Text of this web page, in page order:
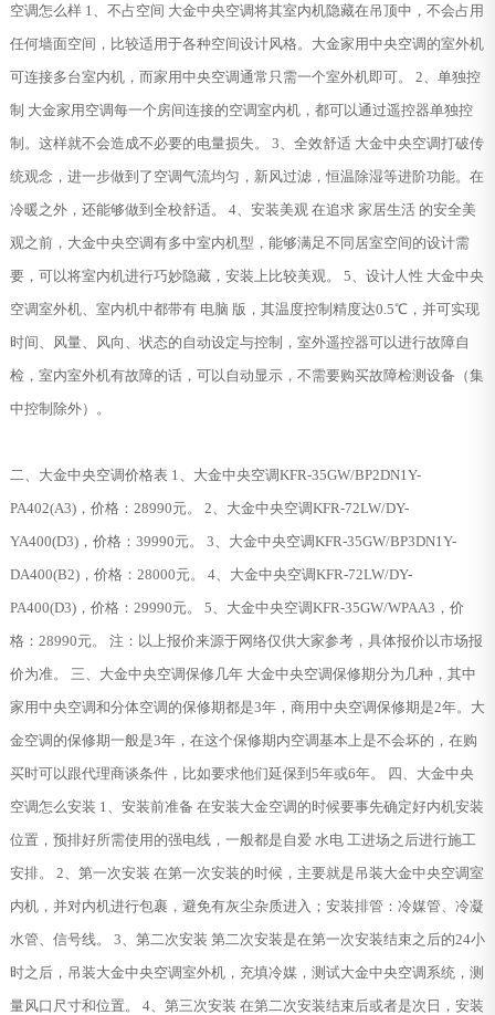
空调怎么样 1、不占空间 大金中央空调将其室内机隐藏在吊顶中，不会占用
任何墙面空间，比较适用于各种空间设计风格。大金家用中央空调的室外机
可连接多台室内机，而家用中央空调通常只需一个室外机即可。 2、单独控
制 大金家用空调每一个房间连接的空调室内机，都可以通过遥控器单独控
制。这样就不会造成不必要的电量损失。 3、全效舒适 大金中央空调打破传
统观念，进一步做到了空调气流均匀，新风过滤，恒温除湿等进阶功能。在
冷暖之外，还能够做到全校舒适。 4、安装美观 在追求 家居生活 的安全美
观之前，大金中央空调有多中室内机型，能够满足不同居室空间的设计需
要，可以将室内机进行巧妙隐藏，安装上比较美观。 5、设计人性 大金中央
空调室外机、室内机中都带有 电脑 版，其温度控制精度达0.5℃，并可实现
时间、风量、风向、状态的自动设定与控制，室外遥控器可以进行故障自
检，室内室外机有故障的话，可以自动显示，不需要购买故障检测设备（集
中控制除外）。
二、大金中央空调价格表 1、大金中央空调KFR-35GW/BP2DN1Y-
PA402(A3)，价格：28990元。 2、大金中央空调KFR-72LW/DY-
YA400(D3)，价格：39990元。 3、大金中央空调KFR-35GW/BP3DN1Y-
DA400(B2)，价格：28000元。 4、大金中央空调KFR-72LW/DY-
PA400(D3)，价格：29990元。 5、大金中央空调KFR-35GW/WPAA3，价
格：28990元。 注：以上报价来源于网络仅供大家参考，具体报价以市场报
价为准。 三、大金中央空调保修几年 大金中央空调保修期分为几种，其中
家用中央空调和分体空调的保修期都是3年，商用中央空调保修期是2年。大
金空调的保修期一般是3年，在这个保修期内空调基本上是不会坏的，在购
买时可以跟代理商谈条件，比如要求他们延保到5年或6年。 四、大金中央
空调怎么安装 1、安装前准备 在安装大金空调的时候要事先确定好内机安装
位置，预排好所需使用的强电线，一般都是自爱 水电 工进场之后进行施工
安排。 2、第一次安装 在第一次安装的时候，主要就是吊装大金中央空调室
内机，并对内机进行包裹，避免有灰尘杂质进入；安装排管：冷媒管、冷凝
水管、信号线。 3、第二次安装 第二次安装是在第一次安装结束之后的24小
时之后，吊装大金中央空调室外机，充填冷媒，测试大金中央空调系统，测
量风口尺寸和位置。 4、第三次安装 在第二次安装结束后或者是次日，安装